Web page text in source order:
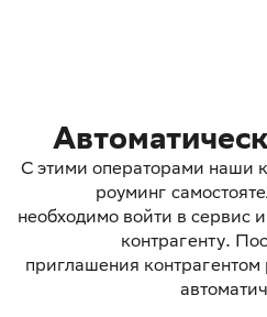
С этими операторами наши
роуминг
необходимо войти в сервис
контрагенту.
приглашения контрагентом